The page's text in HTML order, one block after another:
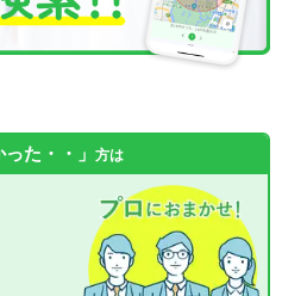
た・・」 方は